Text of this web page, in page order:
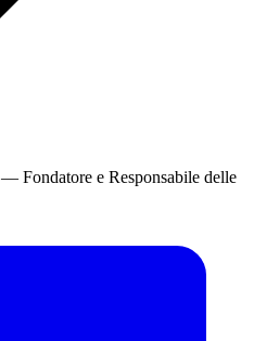
— Fondatore e Responsabile delle